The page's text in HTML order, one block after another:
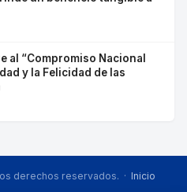
al “Compromiso Nacional
y la Felicidad de las
derechos reservados. · Inicio